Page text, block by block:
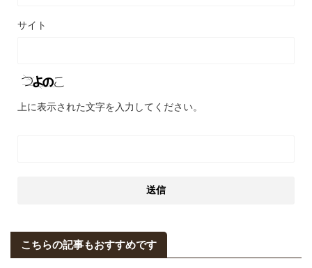
サイト
上に表示された文字を入力してください。
こちらの記事もおすすめです